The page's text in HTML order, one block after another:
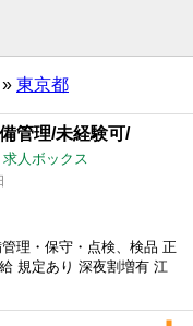
» 東京都
管理/未経験可/
人ボックス
理・保守・点検、検品 正
規定あり 深夜割増有 江